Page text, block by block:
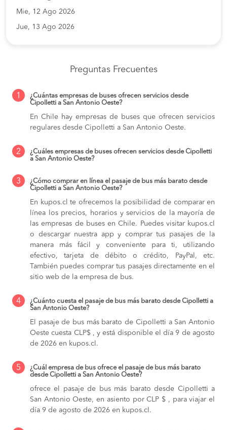
Mie, 12 Ago 2026
Jue, 13 Ago 2026
Preguntas Frecuentes
1
¿Cuántas empresas de buses ofrecen servicios desde
Cipolletti a San Antonio Oeste?
En Chile hay empresas de buses que ofrecen servicios
regulares desde Cipolletti a San Antonio Oeste.
2
¿Cuáles empresas de buses ofrecen servicios desde Cipolletti
a San Antonio Oeste?
3
¿Cómo comprar en línea el pasaje de bus más barato desde
Cipolletti a San Antonio Oeste?
En kupos.cl te ofrecemos la posibilidad de comparar en
línea los precios, horarios y servicios de la mayoría de
las empresas de buses en Chile. Puedes visitar kupos.cl
o descargar nuestra app y comprar tus pasajes de la
manera más fácil y conveniente para ti, utilizando
efectivo, tarjeta de débito o crédito, PayPal, etc.
También puedes comprar tus pasajes directamente en el
sitio web de la empresa de bus.
4
¿Cuánto cuesta el pasaje de bus más barato desde Cipolletti a
San Antonio Oeste?
El pasaje de bus más barato de Cipolletti a San Antonio
Oeste cuesta CLP$ , y está disponible el día 9 de agosto
de 2026 en kupos.cl.
5
¿Cuál empresa de bus ofrece el pasaje de bus más barato
desde Cipolletti a San Antonio Oeste?
ofrece el pasaje de bus más barato desde Cipolletti a
San Antonio Oeste, en asiento por CLP $ , para viajar el
día 9 de agosto de 2026 en kupos.cl.